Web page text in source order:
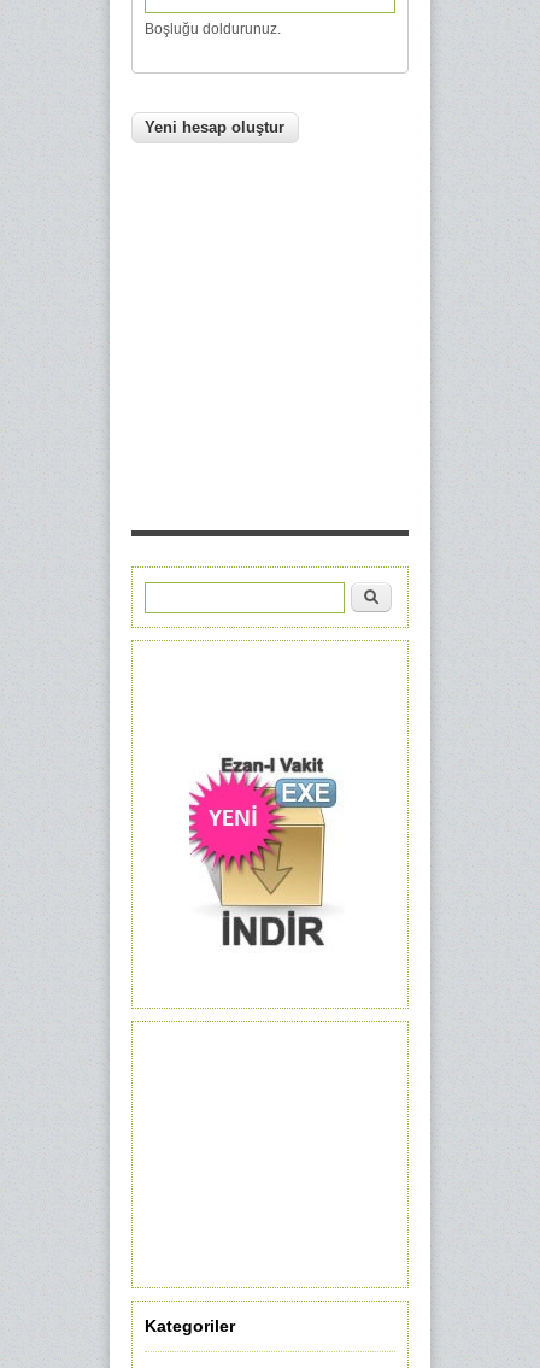
Boşluğu doldurunuz.
Arama formu
Ara
Kategoriler